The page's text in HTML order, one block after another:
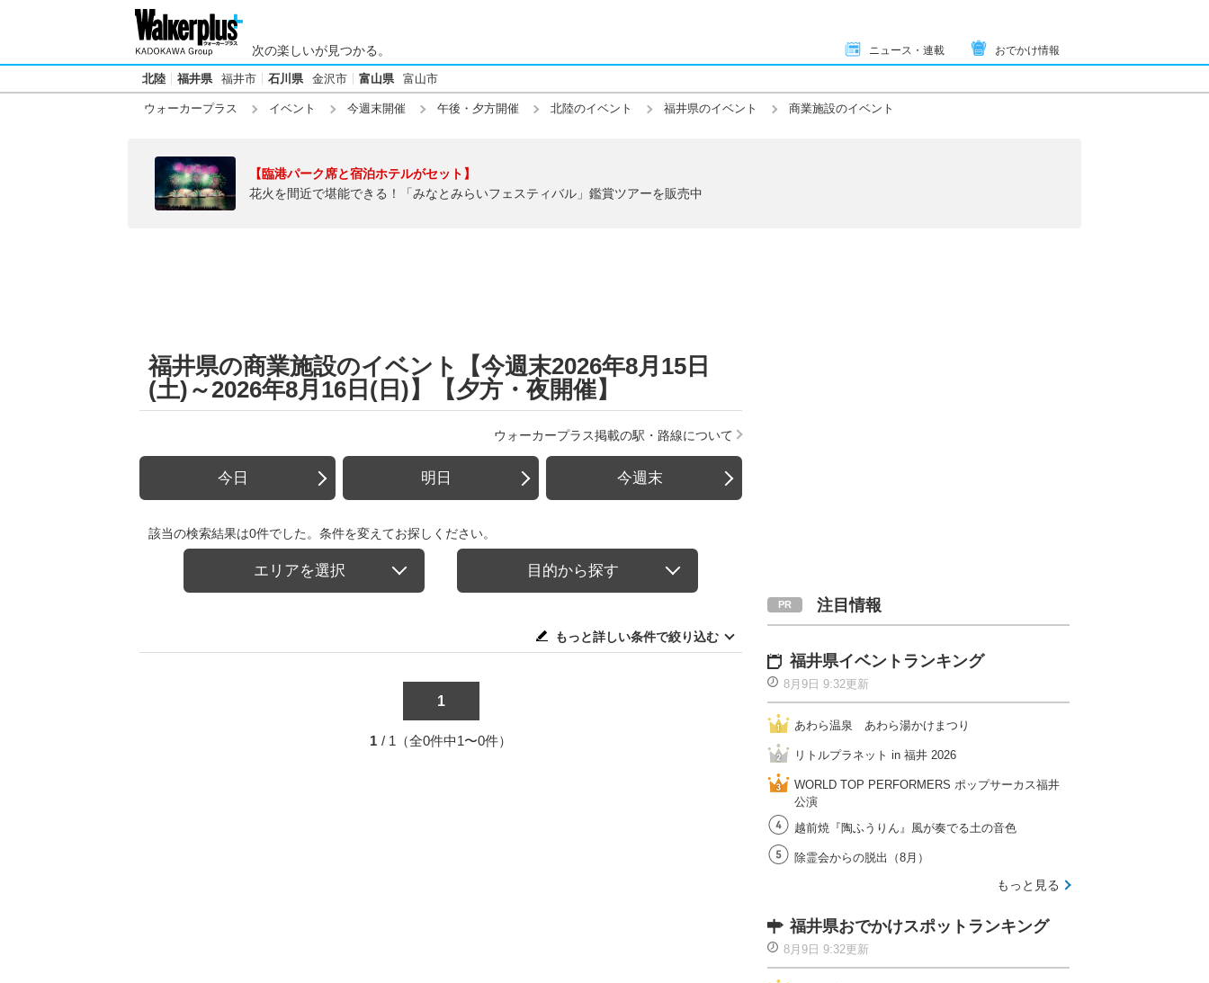
次の楽しいが見つかる。 ニュース・連載 おでかけ情報
北陸 福井県 福井市 石川県 金沢市 富山県 富山市
ウォーカープラス イベント 今週末開催 午後・夕方開催 北陸のイベント 福井県のイベント 商業施設のイベント
【臨港パーク席と宿泊ホテルがセット】
花火を間近で堪能できる！「みなとみらいフェスティバル」鑑賞ツアーを販売中
福井県の商業施設のイベント【今週末2026年8月15日
(土)～2026年8月16日(日)】【夕方・夜開催】
ウォーカープラス掲載の駅・路線について
今日 明日 今週末
該当の検索結果は0件でした。条件を変えてお探しください。
エリアを選択 目的から探す
もっと詳しい条件で絞り込む
1
1 / 1（全0件中1〜0件）
注目情報
福井県イベントランキング
8月9日 9:32更新
あわら温泉 あわら湯かけまつり
リトルプラネット in 福井 2026
WORLD TOP PERFORMERS ポップサーカス福井
公演
越前焼『陶ふうりん』風が奏でる土の音色
除霊会からの脱出（8月）
もっと見る
福井県おでかけスポットランキング
8月9日 9:32更新